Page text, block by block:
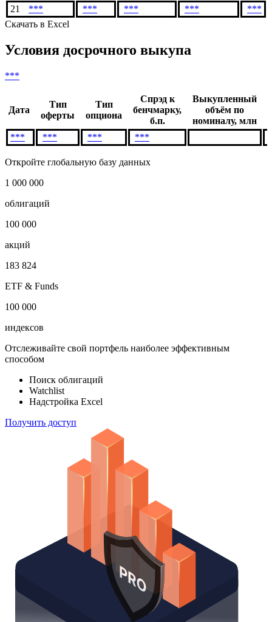
21
*** *** *** ***
***
Скачать в Excel
Условия досрочного выкупа
***
Дата
Тип
оферты
Тип
опциона
Спрэд к
бенчмарку,
б.п.
Выкупленный
объём по
номиналу, млн
***
*** *** ***
Откройте глобальную базу данных
1 000 000
облигаций
100 000
акций
183 824
ETF & Funds
100 000
индексов
Отслеживайте свой портфель наиболее эффективным
способом
Поиск облигаций
Watchlist
Надстройка Excel
Получить доступ